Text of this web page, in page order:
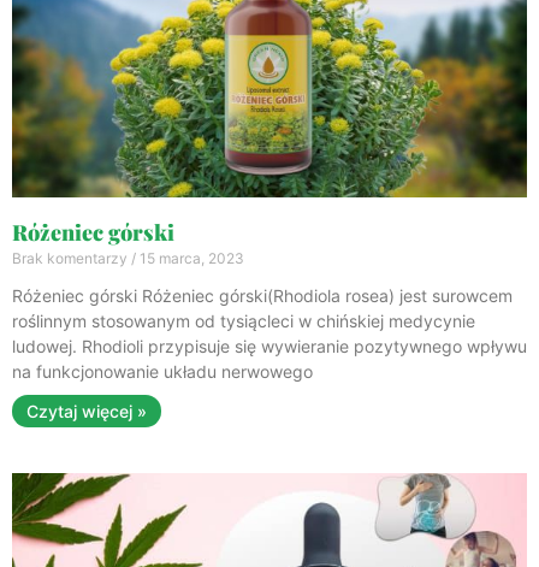
Różeniec górski
Brak komentarzy 15 marca, 2023
Różeniec górski Różeniec górski(Rhodiola rosea) jest surowcem
roślinnym stosowanym od tysiącleci w chińskiej medycynie
ludowej. Rhodioli przypisuje się wywieranie pozytywnego wpływu
na funkcjonowanie układu nerwowego
Czytaj więcej »